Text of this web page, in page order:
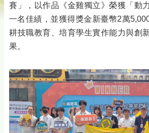
賽」，以作品《金雞獨立》榮獲「動
一名佳績，並獲得獎金新臺幣2萬
耕技職教育、培育學生實作能力與創
果。